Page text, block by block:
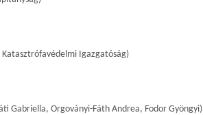
Igazgatóság)
Gabriella, Orgoványi-Fáth Andrea, Fodor Gyöngyi)